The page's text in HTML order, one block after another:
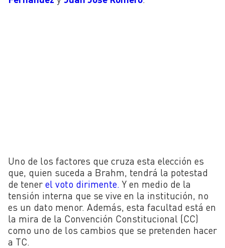
Uno de los factores que cruza esta elección es
que, quien suceda a Brahm, tendrá la potestad
de tener el voto dirimente. Y en medio de la
tensión interna que se vive en la institución, no
es un dato menor. Además, esta facultad está en
la mira de la Convención Constitucional (CC)
como uno de los cambios que se pretenden hacer
a TC.